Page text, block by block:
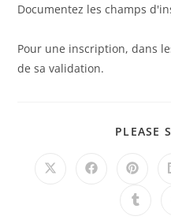
Documentez les champs
Pour une inscription, dans
de sa validation.
PLEASE